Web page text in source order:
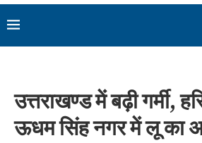
उत्तराखण्ड में बढ़ी गर्मी,
ऊधम सिंह नगर में लू का